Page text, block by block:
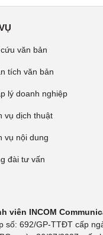
văn bản
tích văn bản
lý doanh nghiệp
vụ dịch thuật
vụ nội dung
đài tư vấn
viên INCOM
số: 692/GP-TTĐT cấp